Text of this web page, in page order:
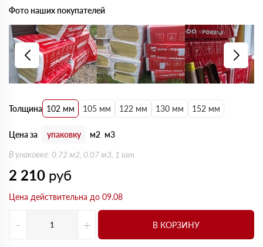
Толщина 102 мм 105 мм 122 мм 130 мм 152 мм
Цена за упаковку м2 м3
В упаковке: 0.72 м2, 0.07 м3, 1 шт
2 210 руб
Цена действительна до 09.08
- + В КОРЗИНУ
Фото наших покупателей